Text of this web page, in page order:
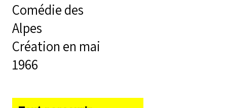
Comédie des
Alpes
Création en mai
1966